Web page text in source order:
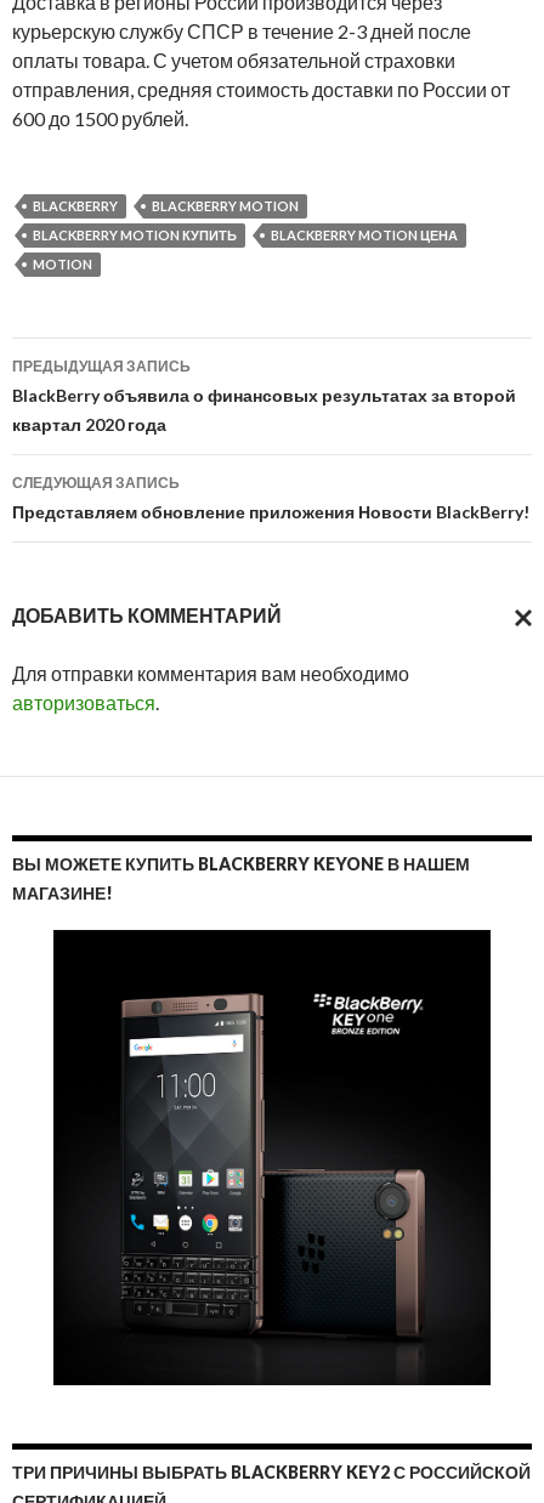
курьерскую службу СПСР в течение 2-3 дней после
оплаты товара. С учетом обязательной страховки
отправления, средняя стоимость доставки по России от
600 до 1500 рублей.
BLACKBERRY
BLACKBERRY MOTION
BLACKBERRY MOTION КУПИТЬ
BLACKBERRY MOTION ЦЕНА
MOTION
Навигация
по
записям
ПРЕДЫДУЩАЯ ЗАПИСЬ
BlackBerry объявила о финансовых результатах за второй
квартал 2020 года
СЛЕДУЮЩАЯ ЗАПИСЬ
Представляем обновление приложения Новости BlackBerry!
ДОБАВИТЬ КОММЕНТАРИЙ
Для отправки комментария вам необходимо
авторизоваться
ВЫ МОЖЕТЕ КУПИТЬ BLACKBERRY KEYONE В НАШЕМ
МАГАЗИНЕ!
ТРИ ПРИЧИНЫ ВЫБРАТЬ BLACKBERRY KEY2 С РОССИЙСКОЙ